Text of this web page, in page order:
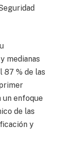
medianas
87 % de las
enfoque
de las
y